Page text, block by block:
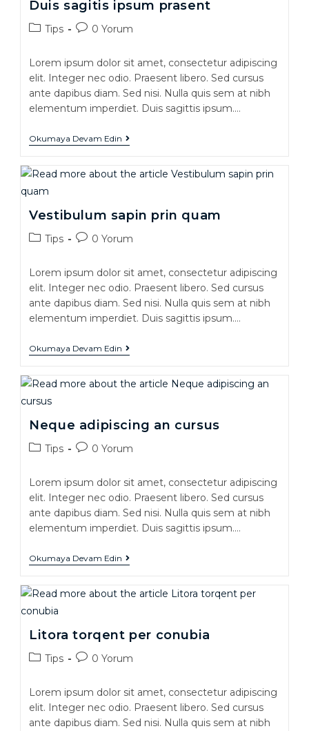
Duis sagitis ipsum prasent
Tips 0 Yorum
Lorem ipsum dolor sit amet, consectetur adipiscing
elit. Integer nec odio. Praesent libero. Sed cursus
ante dapibus diam. Sed nisi. Nulla quis sem at nibh
elementum imperdiet. Duis sagittis ipsum.…
Okumaya Devam Edin
Vestibulum sapin prin quam
Tips 0 Yorum
Lorem ipsum dolor sit amet, consectetur adipiscing
elit. Integer nec odio. Praesent libero. Sed cursus
ante dapibus diam. Sed nisi. Nulla quis sem at nibh
elementum imperdiet. Duis sagittis ipsum.…
Okumaya Devam Edin
Neque adipiscing an cursus
Tips 0 Yorum
Lorem ipsum dolor sit amet, consectetur adipiscing
elit. Integer nec odio. Praesent libero. Sed cursus
ante dapibus diam. Sed nisi. Nulla quis sem at nibh
elementum imperdiet. Duis sagittis ipsum.…
Okumaya Devam Edin
Litora torqent per conubia
Tips 0 Yorum
Lorem ipsum dolor sit amet, consectetur adipiscing
elit. Integer nec odio. Praesent libero. Sed cursus
ante dapibus diam. Sed nisi. Nulla quis sem at nibh